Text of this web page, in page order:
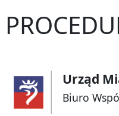
Urząd
Biuro